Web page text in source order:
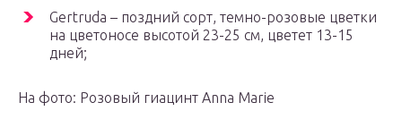
Gertruda – поздний сорт, темно-розовые цветки
на цветоносе высотой 23-25 см, цветет 13-15
дней;
На фото: Розовый гиацинт Anna Marie